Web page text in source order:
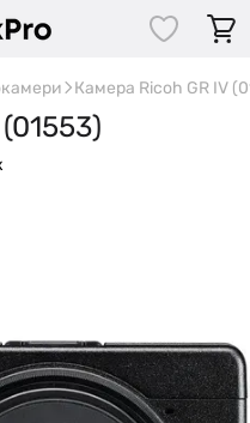
Камера Ricoh GR IV